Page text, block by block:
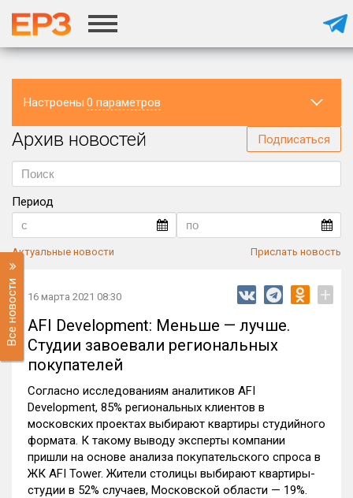
Настроены 0 параметров
Регион
Архив новостей Подписаться
Период
Актуальные новости Прислать новость
Все новости 16 марта 2021 08:30 +
AFI Development: Меньше — лучше.
Студии завоевали региональных
покупателей
Согласно исследованиям аналитиков AFI
Development, 85% региональных клиентов в
московских проектах выбирают квартиры студийного
формата. К такому выводу эксперты компании
пришли на основе анализа покупательского спроса в
ЖК AFI Tower. Жители столицы выбирают квартиры-
студии в 52% случаев, Московской области — 19%.